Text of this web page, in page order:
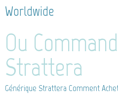
Worldwide
Ou
Strattera
Générique Strattera Comment